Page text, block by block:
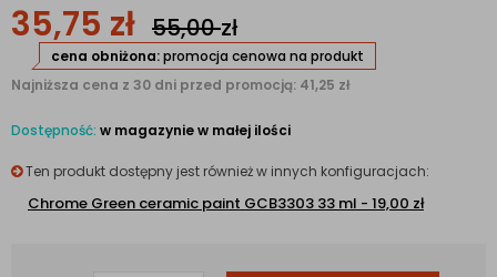
35,75 zł 55,00zł
cena obniżona:promocja cenowa na produkt
Najniższa cena z 30 dni przed promocją: 41,25 zł
Dostępność: w magazynie w małej ilości
Ten produkt dostępny jest również w innych konfiguracjach:
Chrome Green ceramic paint GCB3303 33 ml - 19,00 zł